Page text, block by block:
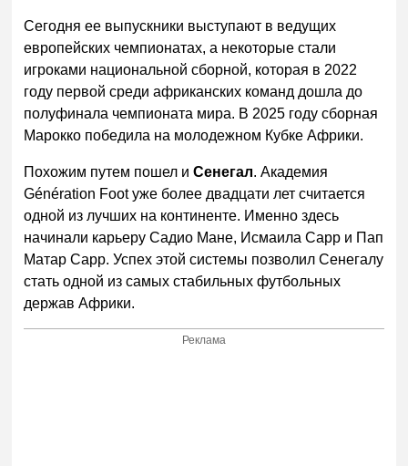
Сегодня ее выпускники выступают в ведущих
европейских чемпионатах, а некоторые стали
игроками национальной сборной, которая в 2022
году первой среди африканских команд дошла до
полуфинала чемпионата мира. В 2025 году сборная
Марокко победила на молодежном Кубке Африки.
Похожим путем пошел иСенегал. Академия
Génération Foot уже более двадцати лет считается
одной из лучших на континенте. Именно здесь
начинали карьеру Садио Мане, Исмаила Сарр и Пап
Матар Сарр. Успех этой системы позволил Сенегалу
стать одной из самых стабильных футбольных
держав Африки.
Реклама